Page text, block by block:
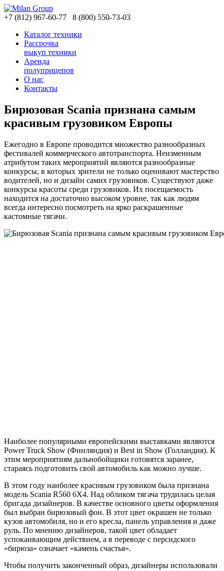
+7 (812) 967-60-77 8 (800) 550-73-03
Каталог техники
Рассрочка
выкуп техники
Аренда
полуприцепов
О нас
Контакты
Бирюзовая Scania признана самым
красивым грузовиком Европы
Ежегодно в Европе проводится множество разнообразных
фестивалей коммерческого автотранспорта. Неизменным
атрибутом таких мероприятий являются разнообразные
конкурсы, в которых зрители не только оценивают мастерство
водителей, но и дизайн самих грузовиков. Существуют даже
конкурсы красоты среди грузовиков. Их посещаемость
находится на достаточно высоком уровне, так как людям
всегда интересно посмотреть на ярко раскрашенные
кастомные тягачи.
Наиболее популярными европейскими выставками являются
Power Truck Show (Финляндия) и Best in Show (Голландия). К
этим мероприятиям дальнобойщики готовятся заранее,
стараясь подготовить свой автомобиль как можно лучше.
В этом году наиболее красивым грузовиком была признана
модель Scania R560 6X4. Над обликом тягача трудилась целая
бригада дизайнеров. В качестве основного цветы оформления
был выбран бирюзовый фон. В этот цвет окрашен не только
кузов автомобиля, но и его кресла, панель управления и даже
руль. По мнению дизайнеров, такой цвет обладает
успокаивающим действием, а в переводе с персидского
«бирюза» означает «камень счастья».
Чтобы получить законченный образ, дизайнеры использовали